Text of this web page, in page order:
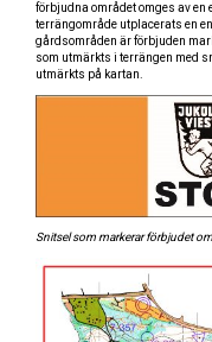
förbjudna området omges av
terrängområde utplacerats en
gårdsområden är förbjuden
som utmärkts i terrängen med
utmärkts på kartan.
Snitsel som markerar förbjudet